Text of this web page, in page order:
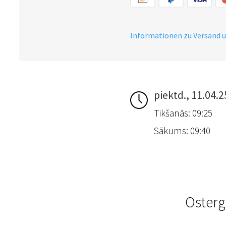
Informationen zu Versand
piektd.,
Tikšanās: 09:25
Sākums: 09:40